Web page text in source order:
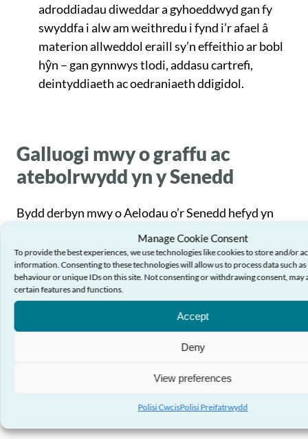
Manage Cookie Consent
To provide the best experiences, we use technologies like cookies to store and/or
information. Consenting to these technologies will allow us to process data such
behaviour or unique IDs on this site. Not consenting or withdrawing consent, may
certain features and functions.
Accept
Deny
View preferences
Polisi CwcisPolisi Preifatrwydd
adroddiadau diweddar a gyhoeddwyd gan fy
swyddfa i alw am weithredu i fynd i’r afael â
materion allweddol eraill sy’n effeithio ar bobl
hŷn – gan gynnwys tlodi, addasu cartrefi,
deintyddiaeth ac oedraniaeth ddigidol.
Galluogi mwy o graffu ac
atebolrwydd yn y Senedd
Bydd derbyn mwy o Aelodau o’r Senedd hefyd yn
cynnig cyfleoedd ar gyfer mwy o graffu ac
atebolrwydd, a byddaf yn gweithio gydag Aelodau
o’r Senedd ar draws pob plaid i alluogi hyn.
Byddaf yn darparu data, tystiolaeth a gwybodaeth
allweddol arall i lywio trafodaethau a dadleuon, gan
fywydau pobl hŷn yn parhau i fod ar frig yr agenda
wleidyddol yng Nghymru.